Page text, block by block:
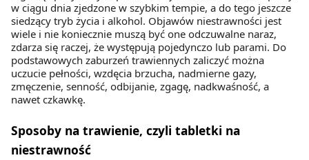
w ciągu dnia zjedzone w szybkim tempie, a do tego jeszcze
siedzący tryb życia i alkohol. Objawów niestrawności jest
wiele i nie koniecznie muszą być one odczuwalne naraz,
zdarza się raczej, że występują pojedynczo lub parami. Do
podstawowych zaburzeń trawiennych zaliczyć można
uczucie pełności, wzdęcia brzucha, nadmierne gazy,
zmęczenie, senność, odbijanie, zgagę, nadkwaśność, a
nawet czkawkę.
Sposoby na trawienie, czyli tabletki na
niestrawność